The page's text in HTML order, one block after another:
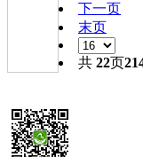
下一页
末页
共 22页